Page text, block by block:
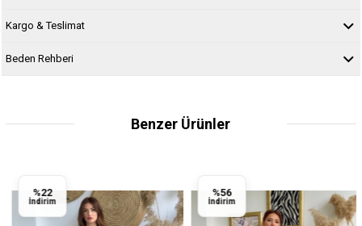
Kargo & Teslimat
Beden Rehberi
Benzer Ürünler
%22
İndirim
%56
İndirim